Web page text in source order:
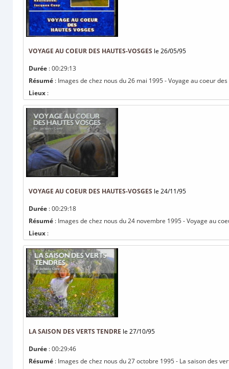
VOYAGE AU COEUR DES HAUTES-VOSGES le 26/05/95
Durée : 00:29:13
Résumé : Images de chez nous du 26 mai 1995 - Voyage au coeur
Lieux :
VOYAGE AU COEUR DES HAUTES-VOSGES le 24/11/95
Durée : 00:29:18
Résumé : Images de chez nous du 24 novembre 1995 - Voyage au
Lieux :
LA SAISON DES VERTS TENDRE le 27/10/95
Durée : 00:29:46
Résumé : Images de chez nous du 27 octobre 1995 - La saison des